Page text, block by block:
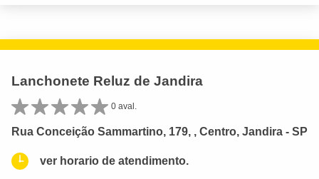
Lanchonete Reluz de Jandira
0 aval.
Rua Conceição Sammartino, 179, , Centro, Jandira - SP
ver horario de atendimento.